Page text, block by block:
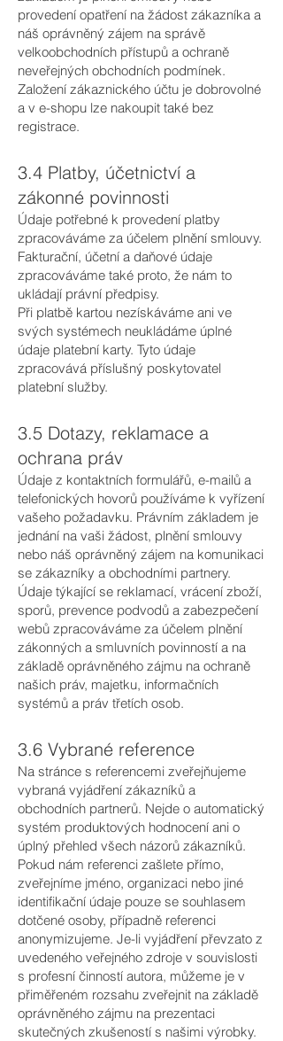
provedení opatření na žádost zákazníka a
náš oprávněný zájem na správě
velkoobchodních přístupů a ochraně
neveřejných obchodních podmínek.
Založení zákaznického účtu je dobrovolné
a v e-shopu lze nakoupit také bez
registrace.
3.4 Platby, účetnictví a
zákonné povinnosti
Údaje potřebné k provedení platby
zpracováváme za účelem plnění smlouvy.
Fakturační, účetní a daňové údaje
zpracováváme také proto, že nám to
ukládají právní předpisy.
Při platbě kartou nezískáváme ani ve
svých systémech neukládáme úplné
údaje platební karty. Tyto údaje
zpracovává příslušný poskytovatel
platební služby.
3.5 Dotazy, reklamace a
ochrana práv
Údaje z kontaktních formulářů, e-mailů a
telefonických hovorů používáme k vyřízení
vašeho požadavku. Právním základem je
jednání na vaši žádost, plnění smlouvy
nebo náš oprávněný zájem na komunikaci
se zákazníky a obchodními partnery.
Údaje týkající se reklamací, vrácení zboží,
sporů, prevence podvodů a zabezpečení
webů zpracováváme za účelem plnění
zákonných a smluvních povinností a na
základě oprávněného zájmu na ochraně
našich práv, majetku, informačních
systémů a práv třetích osob.
3.6 Vybrané reference
Na stránce s referencemi zveřejňujeme
vybraná vyjádření zákazníků a
obchodních partnerů. Nejde o automatický
systém produktových hodnocení ani o
úplný přehled všech názorů zákazníků.
Pokud nám referenci zašlete přímo,
zveřejníme jméno, organizaci nebo jiné
identifikační údaje pouze se souhlasem
dotčené osoby, případně referenci
anonymizujeme. Je-li vyjádření převzato z
uvedeného veřejného zdroje v souvislosti
s profesní činností autora, můžeme je v
přiměřeném rozsahu zveřejnit na základě
oprávněného zájmu na prezentaci
skutečných zkušeností s našimi výrobky.